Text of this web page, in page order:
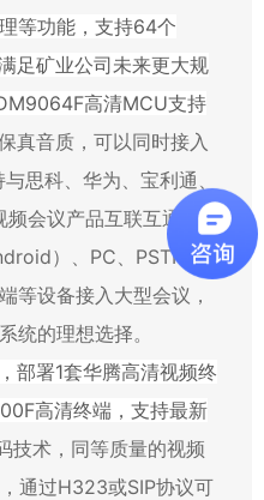
等功能，支持64个
足矿业公司未来更大规
高清MCU支持
真音质，可以同时接入
思科、华为、宝利通、
频会议产品互联互通；支
）、 PC、 PSTN 语
等设备接入大型会议，
统的理想选择。
部署1套华腾高清视频终
高清终端， 支持最新
技术，同等质量的视频
，通过H323或SIP协议可